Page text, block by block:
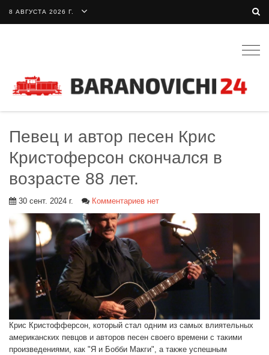
8 АВГУСТА 2026 Г.
Певец и автор песен Крис
Кристоферсон скончался в
возрасте 88 лет.
30 сент. 2024 г. Комментариев нет
Крис Кристофферсон, который стал одним из самых влиятельных
американских певцов и авторов песен своего времени с такими
произведениями, как "Я и Бобби Макги", а также успешным